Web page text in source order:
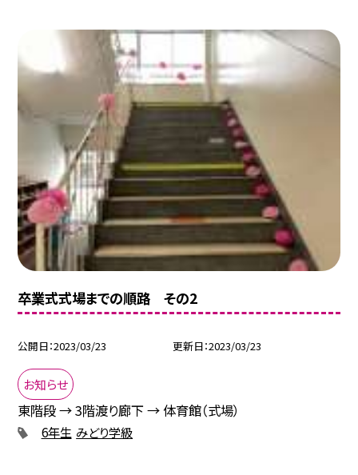
卒業式式場までの順路 その2
公開日 2023/03/23 更新日 2023/03/23
お知らせ
東階段 → 3階渡り廊下 → 体育館（式場）
6年生 みどり学級